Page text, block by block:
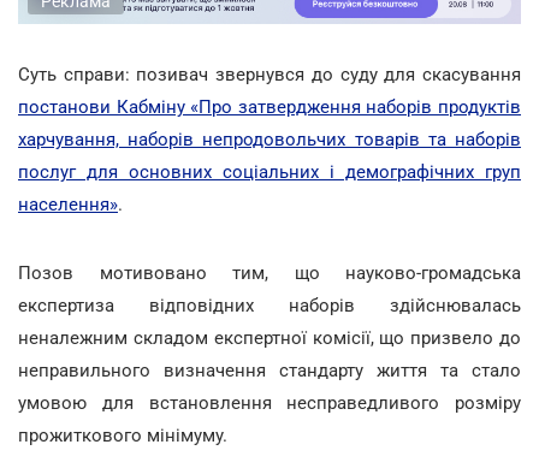
Суть справи: позивач звернувся до суду для скасування
постанови Кабміну «Про затвердження наборів продуктів
харчування, наборів непродовольчих товарів та наборів
послуг для основних соціальних і демографічних груп
населення».
Позов мотивовано тим, що науково-громадська
експертиза відповідних наборів здійснювалась
неналежним складом експертної комісії, що призвело до
неправильного визначення стандарту життя та стало
умовою для встановлення несправедливого розміру
прожиткового мінімуму.